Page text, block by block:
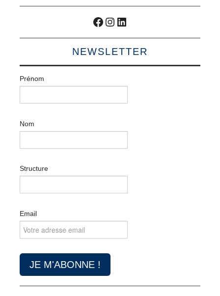
Facebook
Instagram
LinkedIn
NEWSLETTER
Prénom
Nom
Structure
Email